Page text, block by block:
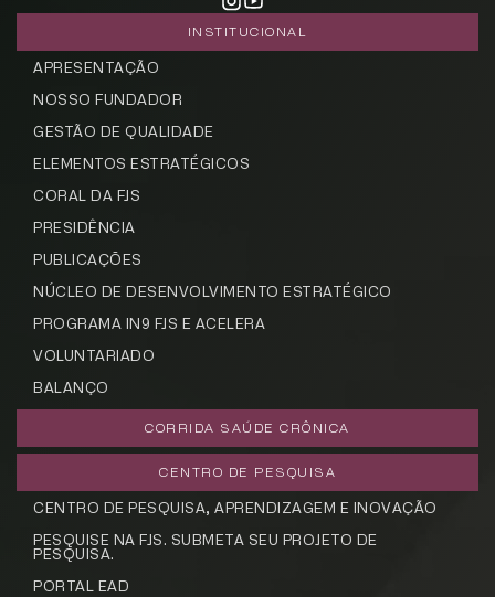
INSTITUCIONAL
APRESENTAÇÃO
NOSSO FUNDADOR
GESTÃO DE QUALIDADE
ELEMENTOS ESTRATÉGICOS
CORAL DA FJS
PRESIDÊNCIA
PUBLICAÇÕES
NÚCLEO DE DESENVOLVIMENTO ESTRATÉGICO
PROGRAMA IN9 FJS E ACELERA
VOLUNTARIADO
BALANÇO
CORRIDA SAÚDE CRÔNICA
CENTRO DE PESQUISA
CENTRO DE PESQUISA, APRENDIZAGEM E INOVAÇÃO
PESQUISE NA FJS. SUBMETA SEU PROJETO DE
PESQUISA.
PORTAL EAD